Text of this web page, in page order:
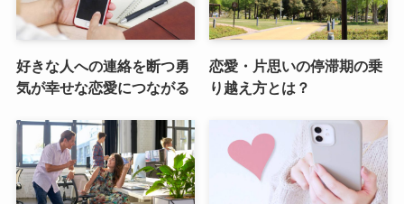
好きな人への連絡を断つ勇
気が幸せな恋愛につながる
恋愛・片思いの停滞期の乗
り越え方とは？